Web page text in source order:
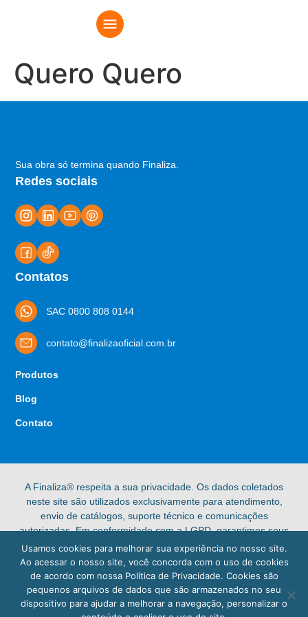
Quero Quero
Sua obra só termina quando Finaliza.
Redes sociais
Contatos
SAC 0800 808 0144
contato@finalizaoficial.com.br
Produtos
Blog
Contato
A Finaliza® respeita a sua privacidade. Os dados coletados
neste site são utilizados exclusivamente para atendimento,
envio de catálogos, suporte técnico e comunicações
autorizadas. Em conformidade com a LGPD, garantimos seus
direitos de acesso, retificação e exclusão de dados pessoais.
Confira nossa [Política de Privacidade] completa para mais
informações.
© 2025 Finaliza®. Todos os direitos reservados.
Usamos cookies para melhorar sua experiência no nosso site.
Ao acessar o nosso site, você concorda com o uso de cookies
de acordo com nossa Política de Privacidade. Cookies são
pequenos arquivos de dados que são armazenados no seu
dispositivo para ajudar a melhorar a navegação, personalizar o